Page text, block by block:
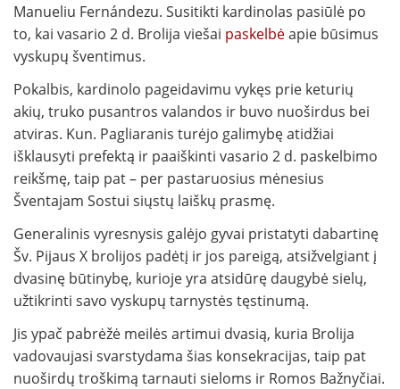
Manueliu Fernándezu. Susitikti kardinolas pasiūlė po
to, kai vasario 2 d. Brolija viešai paskelbėapie būsimus
vyskupų šventimus.
Pokalbis, kardinolo pageidavimu vykęs prie keturių
akių, truko pusantros valandos ir buvo nuoširdus bei
atviras. Kun. Pagliaranis turėjo galimybę atidžiai
išklausyti prefektą ir paaiškinti vasario 2 d. paskelbimo
reikšmę, taip pat – per pastaruosius mėnesius
Šventajam Sostui siųstų laiškų prasmę.
Generalinis vyresnysis galėjo gyvai pristatyti dabartinę
Šv. Pijaus X brolijos padėtį ir jos pareigą, atsižvelgiant į
dvasinę būtinybę, kurioje yra atsidūrę daugybė sielų,
užtikrinti savo vyskupų tarnystės tęstinumą.
Jis ypač pabrėžė meilės artimui dvasią, kuria Brolija
vadovaujasi svarstydama šias konsekracijas, taip pat
nuoširdų troškimą tarnauti sieloms ir Romos Bažnyčiai.